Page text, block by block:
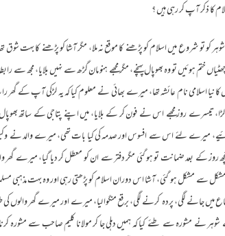
کا ذکر آپ کر رہی ہیں ؟
شروع میں اسلام کو پڑھنے کا موقع نہ ملا، مگر آشا کو پڑھنے کا بہت شوق
ختم ہوئیں تو وہ بھوپال پہنچے، مگر مجھے ہنو مان گڑھ سے نہیں بلایا، مجھ سے
نیا اسلامی نام عائشہ تھا، میرے بھائی نے معلوم کیا کہ یہ لڑکی آپ کے
روز مجھے اس نے فون کر کے بلایا، میں اپنے پتاجی کے ساتھ بھوپال
میرے لئے اس سے افسوس اور صدمہ کی کیا بات تھی، میرے والد نے
روز کے بعد ضمانت تو ہو گئی مگر دفتر سے ان کو معطل کر دیا گیا،
مشکل ہو گئی، آشا اس دوران اسلام کو پڑھتی رہی اور وہ بہت مذہبی
میں جانے لگی، پردہ کرنے لگی، برقع منگوا لیا، میرے اور میرے گھر
مشورہ سے طئے کیا کہ ہمیں دہلی جا کر مولانا کلیم صاحب سے مشورہ کرنا